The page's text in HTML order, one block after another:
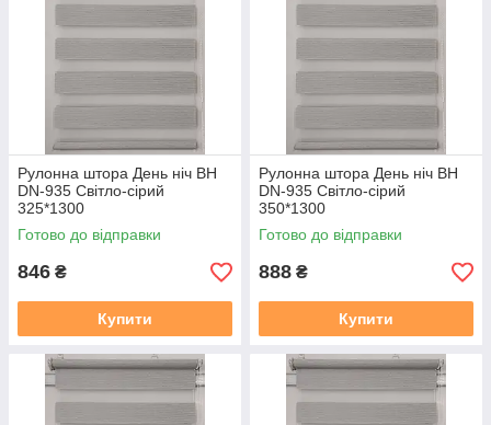
https://mir-shtor.org/a238919-montazh-sistemy-mini.html
Рулонна штора День ніч BH
DN-935 Світло-сірий
325*1300
Готово до відправки
846 ₴
Купити
Рулонна штора День ніч BH
DN-935 Світло-сірий
350*1300
Готово до відправки
888 ₴
Купити